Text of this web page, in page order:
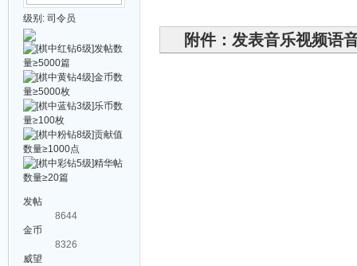
级别: 司令员
发帖
8644
金币
8326
威望
附件：发表音乐视频语